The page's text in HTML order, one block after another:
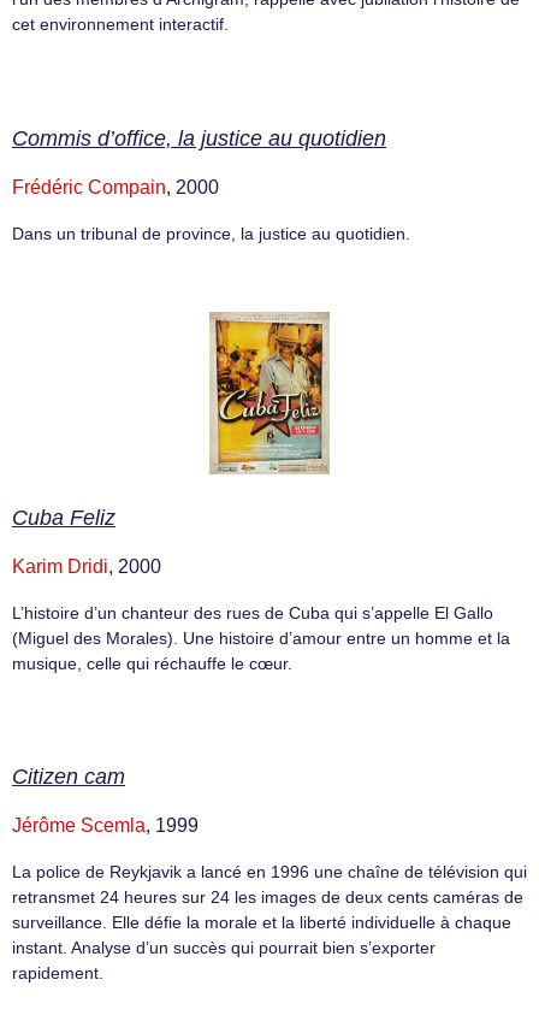
cet environnement interactif.
Commis d’office, la justice au quotidien
Frédéric Compain, 2000
Dans un tribunal de province, la justice au quotidien.
Cuba Feliz
Karim Dridi, 2000
L’histoire d’un chanteur des rues de Cuba qui s’appelle El Gallo
(Miguel des Morales). Une histoire d’amour entre un homme et la
musique, celle qui réchauffe le cœur.
Citizen cam
Jérôme Scemla, 1999
La police de Reykjavik a lancé en 1996 une chaîne de télévision qui
retransmet 24 heures sur 24 les images de deux cents caméras de
surveillance. Elle défie la morale et la liberté individuelle à chaque
instant. Analyse d’un succès qui pourrait bien s’exporter
rapidement.